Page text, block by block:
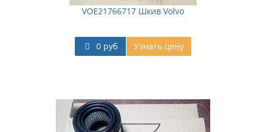
VOE21766717 Шкив Volvo
0 руб Узнать цену